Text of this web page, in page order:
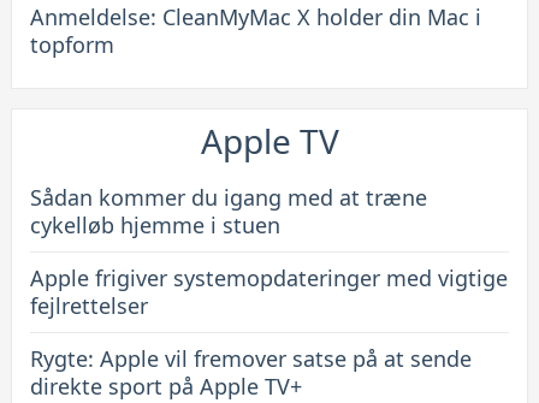
Anmeldelse: CleanMyMac X holder din Mac i
topform
Apple TV
Sådan kommer du igang med at træne
cykelløb hjemme i stuen
Apple frigiver systemopdateringer med vigtige
fejlrettelser
Rygte: Apple vil fremover satse på at sende
direkte sport på Apple TV+